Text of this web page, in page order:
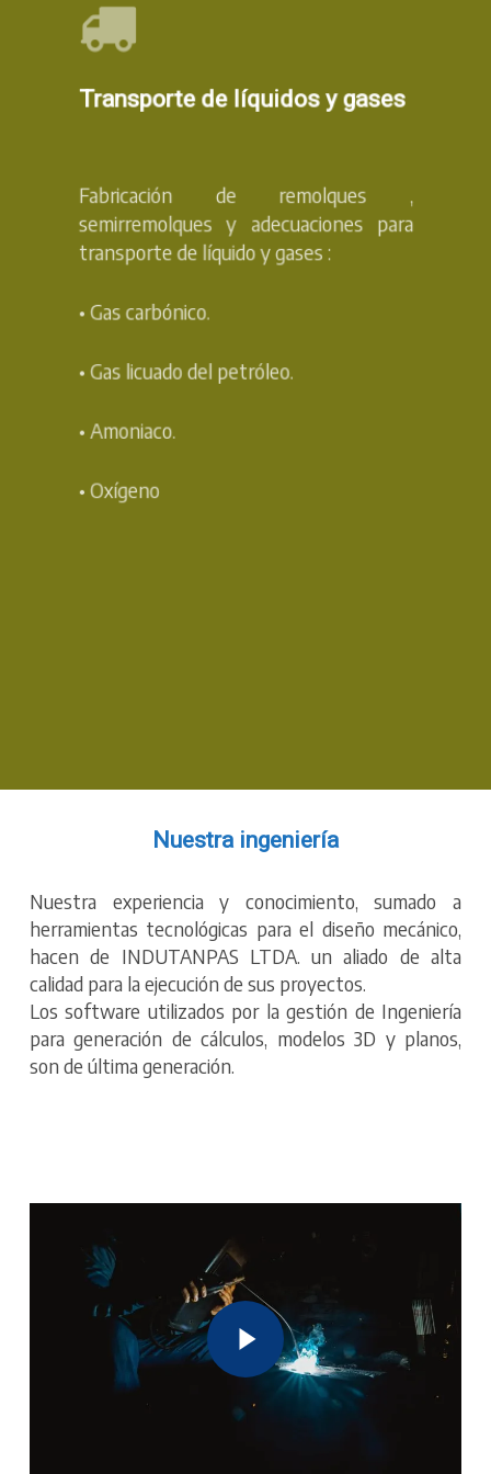
Transporte de líquidos y gases
Fabricación de remolques ,
semirremolques y adecuaciones para
transporte de líquido y gases :
•Gas carbónico.
•Gas licuado del petróleo.
• Amoniaco.
•Oxígeno
Nuestra ingeniería
Nuestra experiencia y conocimiento, sumado a
herramientas tecnológicas para el diseño mecánico,
hacen de INDUTANPAS LTDA. un aliado de alta
calidad para la ejecución de sus proyectos.
Los software utilizados por la gestión de Ingeniería
para generación de cálculos, modelos 3D y planos,
son de última generación.
Play Video